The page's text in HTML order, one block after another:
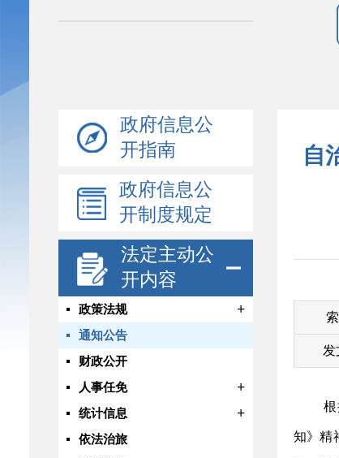
政府信息公
开指南
政府信息公
开制度规定
法定主动公
开内容
政策法规 +
通知公告
财政公开
人事任免
+
统计信息 +
依法治旅
自
发
知》精